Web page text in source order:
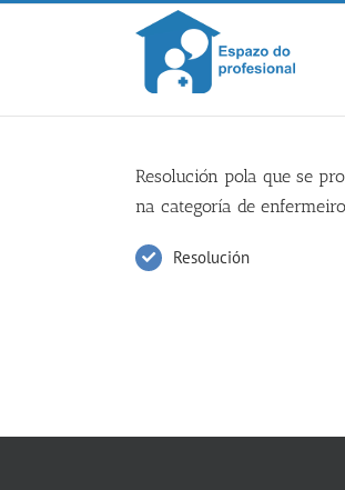
Skip
Resolución pola que se
na categoría de
Resolución